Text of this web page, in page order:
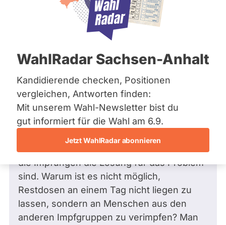
Bremen
Hamburg
Mecklenburg-Vorpommern
Nordrhein-Westfalen
Saarland
Sachsen
Sachsen-Anhalt
Sachsen-Anhalt
Schleswig-Holstein
Thüringen
Archiv
Über uns
Spenden
WahlRadar Sachsen-Anhalt
Kandidierende checken, Positionen
vergleichen, Antworten finden:
Mit unserem Wahl-Newsletter bist du
gut informiert für die Wahl am 6.9.
Jetzt WahlRadar abonnieren
weil
aktive
18.03.2021
Frage an Fritz Felgentreu von
Anne R.
bezüglich Gesundheit
Sehr geehrter Herr Felgentreu,
welche Alternativen bestehen, um den
Impfprozess zu beschleunigen. Wir sind
nun fast ein halbes Jahr im Lockdown und
die Zumutungen im privaten Bereich sind
die Impfungen die Lösung für das Problem
sind. Warum ist es nicht möglich,
Restdosen an einem Tag nicht liegen zu
lassen, sondern an Menschen aus den
anderen Impfgruppen zu verimpfen? Man